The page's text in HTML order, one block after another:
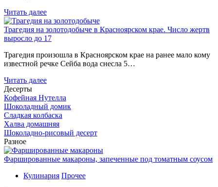
Читать далее
Трагедия на золотодобыче в Красноярском крае. Число жертв
выросло до 17
Трагедия произошла в Красноярском крае на ранее мало кому
известной речке Сейба вода снесла 5…
Читать далее
Десерты
Кофейная Нутелла
Шоколадный домик
Сладкая колбаска
Халва домашняя
Шоколадно-рисовый десерт
Разное
Фаршированные макароны, запеченные под томатным соусом
Кулинария Прочее